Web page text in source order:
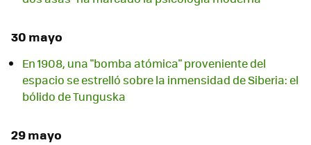
30 mayo
En 1908, una "bomba atómica" proveniente del
espacio se estrelló sobre la inmensidad de Siberia: el
bólido de Tunguska
29 mayo